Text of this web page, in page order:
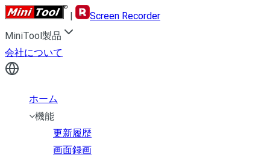
|
Screen Recorder
MiniTool製品
会社について
ホーム
機能
更新履歴
画面録画